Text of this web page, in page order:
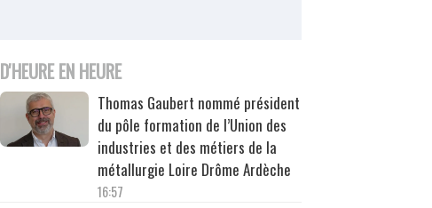
D'HEURE EN HEURE
Thomas Gaubert nommé président
du pôle formation de l’Union des
industries et des métiers de la
métallurgie Loire Drôme Ardèche
16:57